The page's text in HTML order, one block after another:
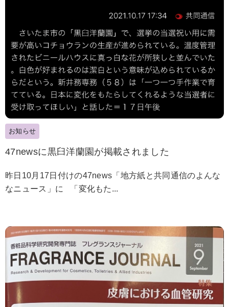
お知らせ
47newsに黒臼洋蘭園が掲載されました
昨日10月17日付けの47news「地方紙と共同通信のよんな
なニュース」に 「変化もた...